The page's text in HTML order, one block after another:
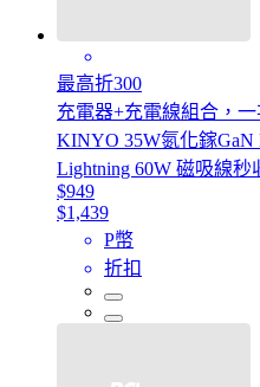
最高折300
充電器+充電線組合，
KINYO 35W氮化鎵GaN
Lightning 60W 磁吸線
$949
$1,439
P幣
折扣